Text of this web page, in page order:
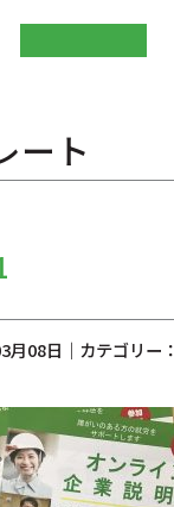
ート
月08日｜カテゴリー：